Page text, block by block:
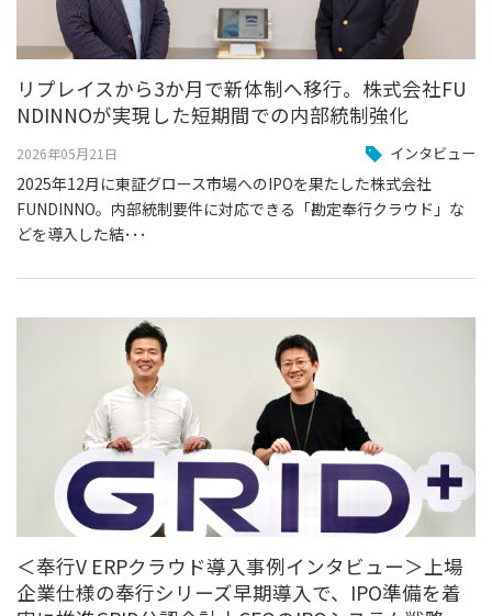
リプレイスから3か月で新体制へ移行。株式会社FU
NDINNOが実現した短期間での内部統制強化
2026年05月21日 インタビュー
2025年12月に東証グロース市場へのIPOを果たした株式会社
FUNDINNO。内部統制要件に対応できる「勘定奉行クラウド」な
どを導入した結･･･
＜奉行V ERPクラウド導入事例インタビュー＞上場
企業仕様の奉行シリーズ早期導入で、IPO準備を着